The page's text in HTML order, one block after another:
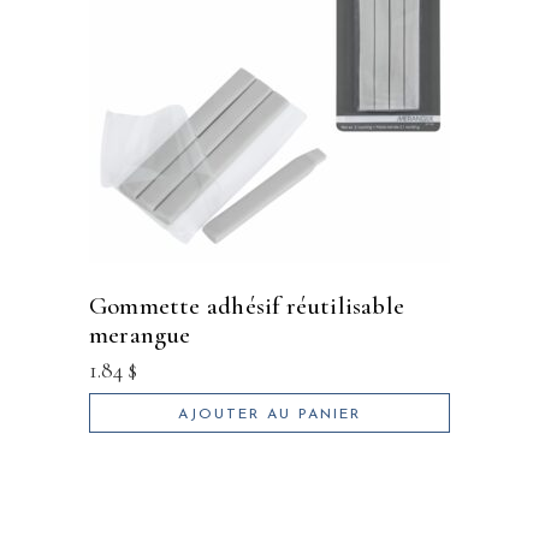
gommette adhésif réutilisable
merangue
1.84 $
AJOUTER AU PANIER